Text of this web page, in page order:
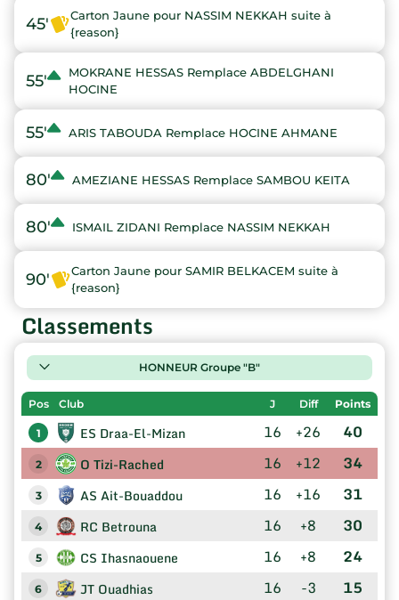
45'
Carton Jaune pour NASSIM NEKKAH suite à
{reason}
55'
MOKRANE HESSAS Remplace ABDELGHANI
HOCINE
55' ARIS TABOUDA Remplace HOCINE AHMANE
80' AMEZIANE HESSAS Remplace SAMBOU KEITA
80' ISMAIL ZIDANI Remplace NASSIM NEKKAH
90'
Carton Jaune pour SAMIR BELKACEM suite à
{reason}
Classements
HONNEUR Groupe "B"
Pos Club J Diff Points
1 ES Draa-El-Mizan 16 +26 40
2 O Tizi-Rached 16 +12 34
3 AS Ait-Bouaddou 16 +16 31
4 RC Betrouna 16 +8 30
5 CS Ihasnaouene 16 +8 24
6 JT Ouadhias 16 -3 15